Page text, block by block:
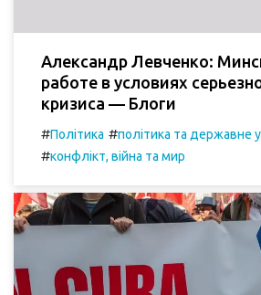
Александр Левченко:
работе в условиях
кризиса — Блоги
#Політика #політика та державне
#конфлікт, війна та мир